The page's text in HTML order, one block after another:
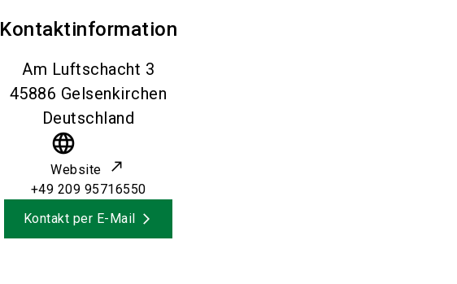
Kontaktinformation
Am Luftschacht 3
45886 Gelsenkirchen
Deutschland
language
Website
+49 209 95716550
Kontakt per E-Mail